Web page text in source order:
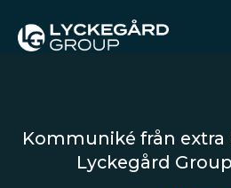
Kommuniké från
Lyckegård